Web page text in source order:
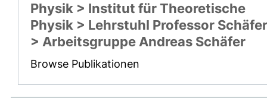
Physik > Institut für Theoretische
Physik > Lehrstuhl Professor Schäfer
> Arbeitsgruppe Andreas Schäfer
Browse Publikationen